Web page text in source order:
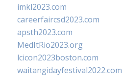
imkl2023.com
careerfaircsd2023.com
apsth2023.com
MedItRio2023.org
lcicon2023boston.com
waitangidayfestival2022.com